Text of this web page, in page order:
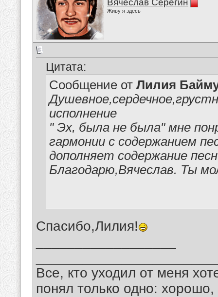
Вячеслав Серёгин
Живу я здесь
Цитата:
Сообщение от Лилия
исполнение
" Эх, была не была" мне
гармонии с содержанием
дополняет содержание
Благодарю,Вячеслав. Ты
Спасибо,Лилия!
Все, кто уходил от меня
понял только одно: